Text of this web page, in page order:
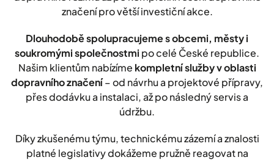
značení pro větší investiční akce.
Dlouhodobě spolupracujeme s obcemi, městy i
soukromými společnostmi po celé České republice.
Našim klientům nabízíme kompletní služby v oblasti
dopravního značení– od návrhu a projektové přípravy,
přes dodávku a instalaci, až po následný servis a
údržbu.
Díky zkušenému týmu, technickému zázemí a znalosti
platné legislativy dokážeme pružně reagovat na